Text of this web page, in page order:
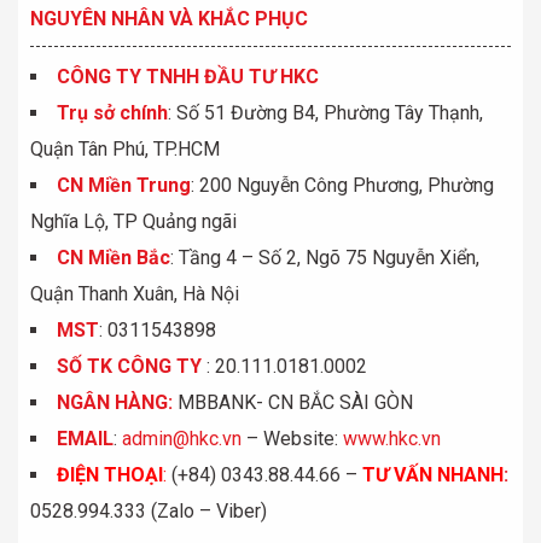
NGUYÊN NHÂN VÀ KHẮC PHỤC
CÔNG TY TNHH ĐẦU TƯ HKC
Trụ sở chính: Số 51 Đường B4, Phường Tây Thạnh,
Quận Tân Phú, TP.HCM
CN Miền Trung: 200 Nguyễn Công Phương, Phường
Nghĩa Lộ, TP Quảng ngãi
CN Miền Bắc: Tầng 4 – Số 2, Ngõ 75 Nguyễn Xiển,
Quận Thanh Xuân, Hà Nội
MST: 0311543898
SỐ TK CÔNG TY : 20.111.0181.0002
NGÂN HÀNG: MBBANK- CN BẮC SÀI GÒN
EMAIL: admin@hkc.vn – Website: www.hkc.vn
ĐIỆN THOẠI: (+84) 0343.88.44.66 – TƯ VẤN NHANH:
0528.994.333 (Zalo – Viber)